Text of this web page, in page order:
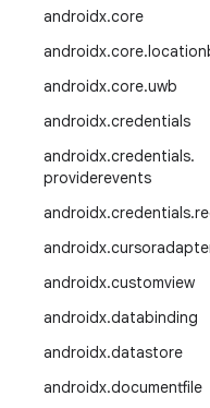
androidx.core
androidx.core.
androidx.core.uwb
androidx.credentials
androidx.credentials.
providerevents
androidx.credentials.
androidx.
androidx.customview
androidx.databinding
androidx.datastore
androidx.documentfile